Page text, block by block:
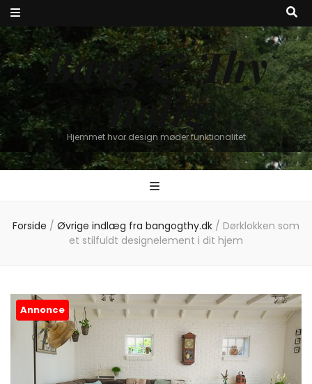
Bang & Thy
Bolig
Hjemmet hvor design møder funktionalitet
Forside / Øvrige indlæg fra bangogthy.dk / Dørklokken som
et stilfuldt designelement i dit hjem
Annonce